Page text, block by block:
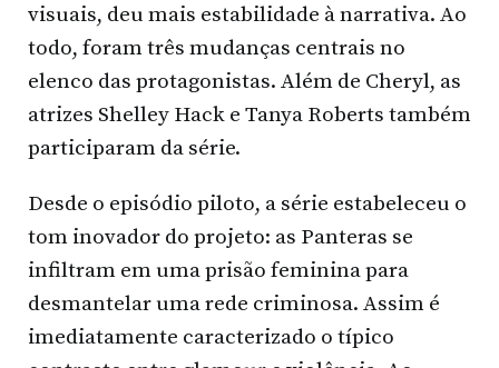
visuais, deu mais estabilidade à narrativa. Ao
todo, foram três mudanças centrais no
elenco das protagonistas. Além de Cheryl, as
atrizes Shelley Hack e Tanya Roberts também
participaram da série.
Desde o episódio piloto, a série estabeleceu o
tom inovador do projeto: as Panteras se
infiltram em uma prisão feminina para
desmantelar uma rede criminosa. Assim é
imediatamente caracterizado o típico